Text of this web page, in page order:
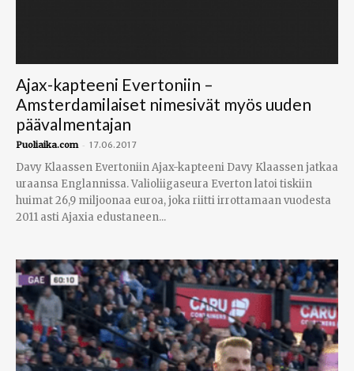
Ajax-kapteeni Evertoniin –
Amsterdamilaiset nimesivät myös uuden
päävalmentajan
Puoliaika.com - 17.06.2017
Davy Klaassen Evertoniin Ajax-kapteeni Davy Klaassen jatkaa
uraansa Englannissa. Valioliigaseura Everton latoi tiskiin
huimat 26,9 miljoonaa euroa, joka riitti irrottamaan vuodesta
2011 asti Ajaxia edustaneen...